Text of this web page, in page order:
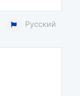
Русский